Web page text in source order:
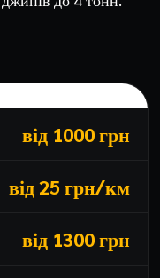
від 1000 грн
від 25 грн/км
від 1300 грн